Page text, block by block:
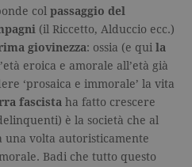
col passaggio del
(il Riccetto, Alduccio ecc.)
giovinezza: ossia (e qui la
eroica e amorale all’età già
‘prosaica e immorale’ la vita
fascista ha fatto crescere
è la società che al
una volta autoristicamente
Badi che tutto questo